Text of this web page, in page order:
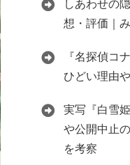
しあわせの
想・評価｜
『名探偵コ
ひどい理由
実写『白雪
や公開中止
を考察